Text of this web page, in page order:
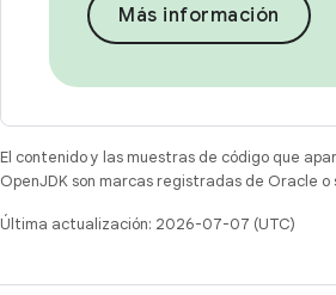
Más información
El contenido y las muestras de código que
OpenJDK son marcas registradas de Oracle o
Última actualización: 2026-07-07 (UTC)